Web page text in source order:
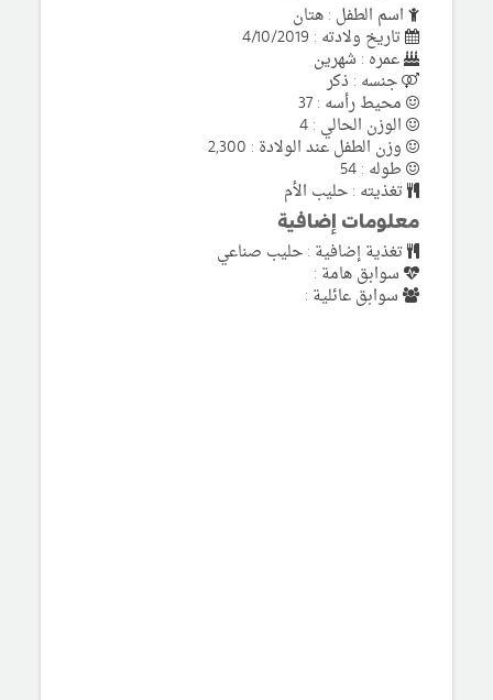
اسم الطفل : هتان
تاريخ ولادته : 4/10/2019
عمره : شهرين
جنسه : ذكر
محيط رأسه : 37
الوزن الحالي : 4
وزن الطفل عند الولادة : 2,300
طوله : 54
تغذيته : حليب الأم
معلومات إضافية
تغذية إضافية : حليب صناعي
سوابق هامة :
سوابق عائلية :